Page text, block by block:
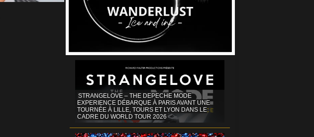
STRANGELOVE – THE DEPECHE MODE
EXPERIENCE DÉBARQUE À PARIS AVANT UNE
TOURNÉE À LILLE, TOURS ET LYON DANS LE
CADRE DU WORLD TOUR 2026